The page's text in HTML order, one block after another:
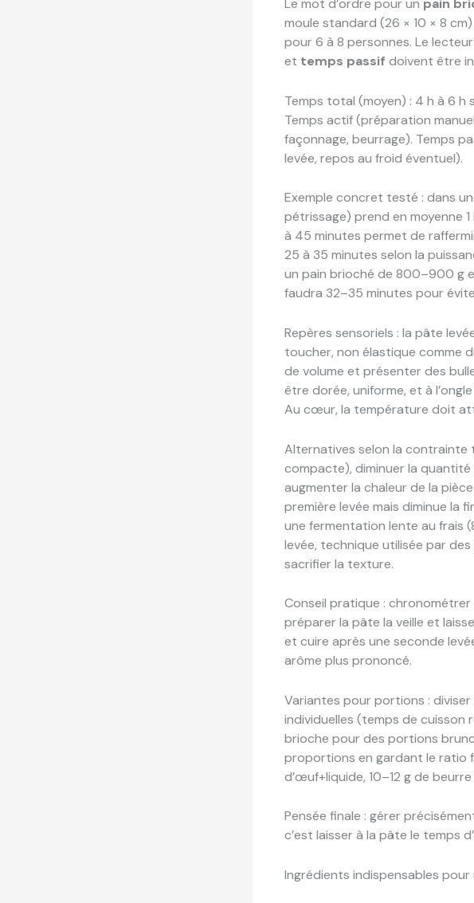
Le mot d’ordre pour un pain
moule standard (26 × 10 × 8
pour 6 à 8 personnes. Le
et temps passif doivent être
Temps total (moyen) : 4 h à 6 h
Temps actif (préparation
façonnage, beurrage). Temps
levée, repos au froid éventuel).
Exemple concret testé : dans
pétrissage) prend en moyenne
à 45 minutes permet de
25 à 35 minutes selon la
un pain brioché de 800–900 g
faudra 32–35 minutes pour
Repères sensoriels : la pâte
toucher, non élastique comme
de volume et présenter des
être dorée, uniforme, et à
Au cœur, la température doit
Alternatives selon la contrainte
compacte), diminuer la
augmenter la chaleur de la
première levée mais diminue la
une fermentation lente au frais
levée, technique utilisée par
sacrifier la texture.
Conseil pratique :
préparer la pâte la veille et
et cuire après une seconde
arôme plus prononcé.
Variantes pour portions :
individuelles (temps de cuisson
brioche pour des portions
proportions en gardant le ratio
d’œuf+liquide, 10–12 g de
Pensée finale : gérer
c’est laisser à la pâte le temps
Ingrédients indispensables